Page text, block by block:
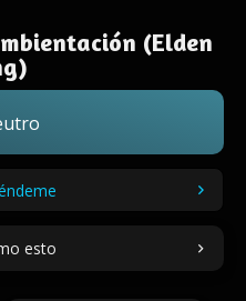
(Elden
esto